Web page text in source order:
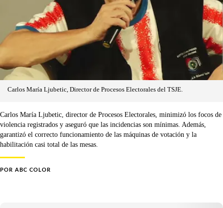
Carlos María Ljubetic, Director de Procesos Electorales del TSJE.
Carlos María Ljubetic, director de Procesos Electorales, minimizó los focos de
violencia registrados y aseguró que las incidencias son mínimas. Además,
garantizó el correcto funcionamiento de las máquinas de votación y la
habilitación casi total de las mesas.
POR ABC COLOR